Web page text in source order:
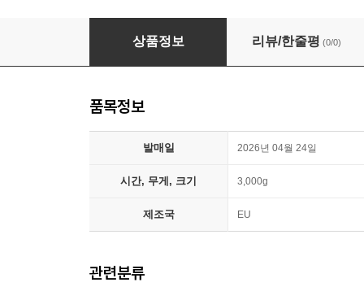
마이클 영화음악 (Michael Jackson -
상품정보 리뷰/한줄평 (0/0)
품목정보
발매일 2026년 04월 24일
시간, 무게, 크기 3,000g
제조국 EU
관련분류